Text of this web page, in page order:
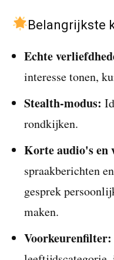
Belangrijkste
Echte
interesse tonen,
Stealth-modus:
rondkijken.
Korte audio's en
spraakberichten
gesprek
maken.
Voorkeurenfilter: